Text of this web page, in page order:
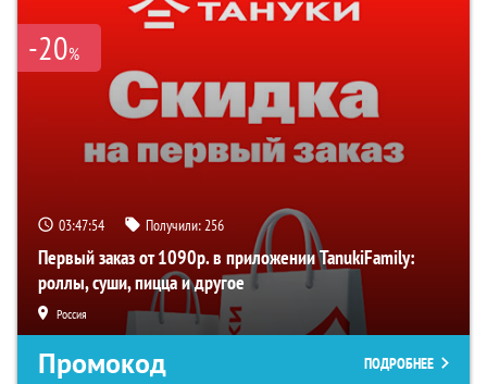
-20%
03:47:54 Получили:256
Первый заказ от 1090р. в приложении TanukiFamily:
роллы, суши, пицца и другое
Россия
Промокод ПОДРОБНЕЕ